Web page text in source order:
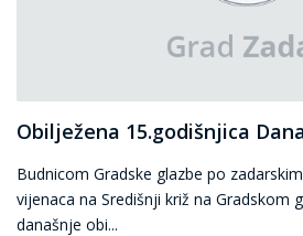
Obilježena 15.godišnjica
Budnicom Gradske glazbe po
vijenaca na Središnji križ na Gradskom
današnje obi...